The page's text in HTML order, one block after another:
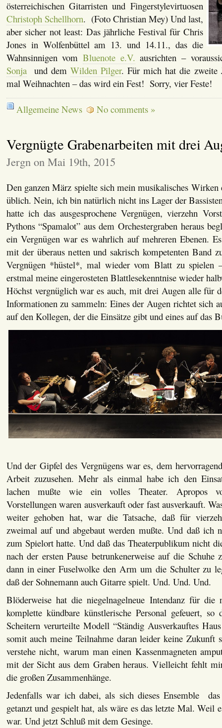
österreichischen Gitarristen und Fingerstylevirtuosen
Christoph Schellhorn. (Foto Christian Mey) Und last,
aber sicher not least: Das jährliche Festival für Chris
Jones in Wolfenbüttel am 13. und 14.11., das die
Wahnsinnigen vomBluenote e.V. ausrichten –
Sonjaund demWilden Pilger. Für mich hat die zweite
mal Weihnachten – das wird ein Fest! Sorry, vier Feste!
Allgemeine News No comments »
Vergnügte Grabenarbeiten mit drei
Jergn on Mai 19th, 2015
Den ganzen März spielte sich mein musikalisches Wirken
üblich. Nein, ich bin natürlich nicht ins Lager der
hatte ich das ausgesprochene Vergnügen, vierzehn
Pythons “Spamalot” aus dem Orchestergraben heraus
ein Vergnügen war es wahrlich auf mehreren Ebenen.
mit der überaus netten und sakrisch kompetenten Band
Vergnügen *hüstel*, mal wieder vom Blatt zu spielen
erstmal meine eingerosteten Blattlesekenntnise wieder
Höchst vergnüglich war es auch, mit drei Augen alle für
Informationen zu sammeln: Eines der Augen richtet sich
auf den Kollegen, der die Einsätze gibt und eines auf das
Und der Gipfel des Vergnügens war es, dem
Arbeit zuzusehen. Mehr als einmal habe ich den
lachen mußte wie ein volles Theater. Apropos
Vorstellungen waren ausverkauft oder fast ausverkauft.
weiter gehoben hat, war die Tatsache, daß für
zweimal auf und abgebaut werden mußte. Und daß ich
zum Spielort hatte. Und daß das Theaterpublikum nicht
nach der ersten Pause betrunkenerweise auf die
dann in einer Fuselwolke den Arm um die Schulter zu
daß der Sohnemann auch Gitarre spielt. Und. Und. Und.
Blöderweise hat die niegelnagelneue Intendanz für die
komplette kündbare künstlerische Personal gefeuert,
Scheitern verurteilte Modell “Ständig Ausverkauftes
somit auch meine Teilnahme daran leider keine Zukunft
verstehe nicht, warum man einen Kassenmagneten
mit der Sicht aus dem Graben heraus. Vielleicht fehlt
die großen Zusammenhänge.
Jedenfalls war ich dabei, als sich dieses Ensemble
getanzt und gespielt hat, als wäre es das letzte Mal. Weil
war. Und jetzt Schluß mit dem Gesinge.